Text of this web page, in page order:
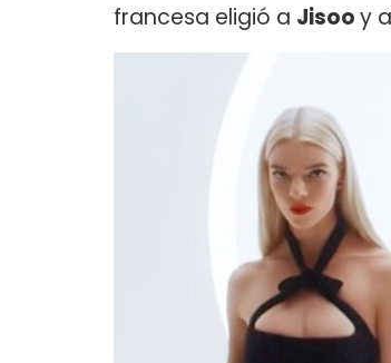
francesa eligió a Jisooy a